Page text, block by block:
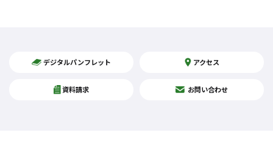
デジタルパンフレット アクセス
資料請求 お問い合わせ